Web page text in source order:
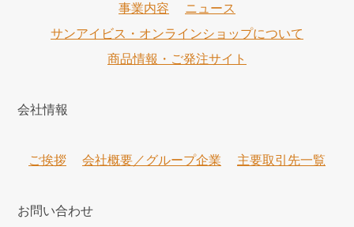
事業内容
ニュース
サンアイビス・オンラインショップについて
商品情報・ご発注サイト
会社情報
ご挨拶 会社概要／グループ企業 主要取引先一覧
お問い合わせ